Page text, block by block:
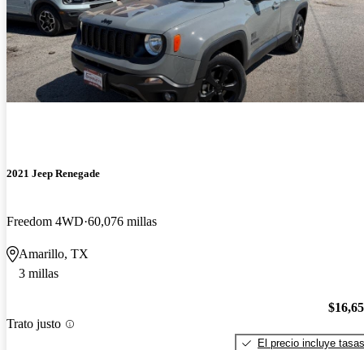
2021 Jeep Renegade
Freedom 4WD 60,076 millas
Amarillo, TX
3 millas
Trato justo
El precio incluye tasas